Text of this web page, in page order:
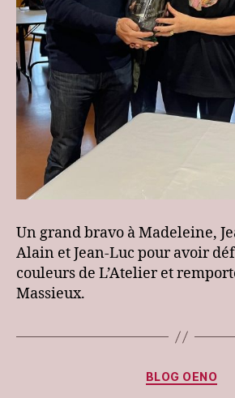
Un grand bravo à Madeleine,
Alain et Jean-Luc pour avoir
couleurs de L’Atelier et
Massieux.
BLOG OENO